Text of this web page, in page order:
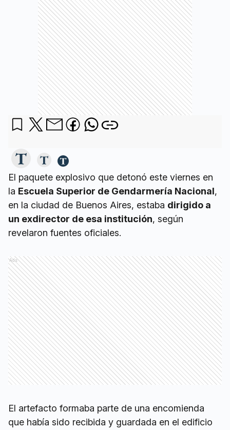
El paquete explosivo que detonó este viernes en
la Escuela Superior de Gendarmería Nacional,
en la ciudad de Buenos Aires, estaba dirigido a
un exdirector de esa institución, según
revelaron fuentes oficiales.
Ads
El artefacto formaba parte de una encomienda
que había sido recibida y guardada en el edificio